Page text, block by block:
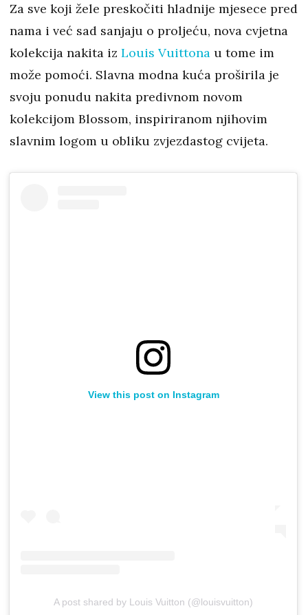
Za sve koji žele preskočiti hladnije mjesece pred
nama i već sad sanjaju o proljeću, nova cvjetna
kolekcija nakita iz Louis Vuittona u tome im
može pomoći. Slavna modna kuća proširila je
svoju ponudu nakita predivnom novom
kolekcijom Blossom, inspiriranom njihovim
slavnim logom u obliku zvjezdastog cvijeta.
View this post on Instagram
A post shared by Louis Vuitton (@louisvuitton)